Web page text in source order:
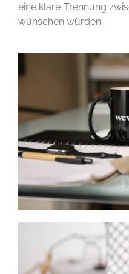
eine klare Trennung
wünschen würden.